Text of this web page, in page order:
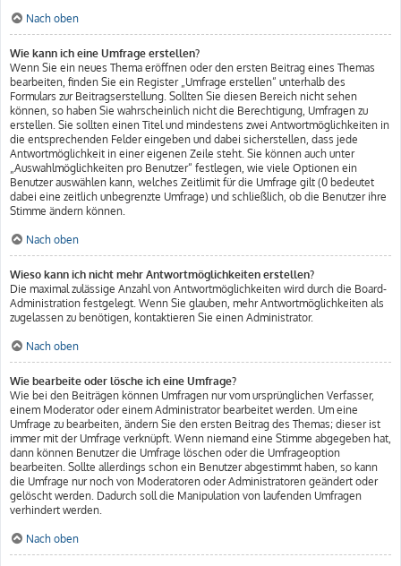
Nach oben
Wie kann ich eine Umfrage erstellen?
Wenn Sie ein neues Thema eröffnen oder den ersten Beitrag eines Themas
bearbeiten, finden Sie ein Register „Umfrage erstellen“ unterhalb des
Formulars zur Beitragserstellung. Sollten Sie diesen Bereich nicht sehen
können, so haben Sie wahrscheinlich nicht die Berechtigung, Umfragen zu
erstellen. Sie sollten einen Titel und mindestens zwei Antwortmöglichkeiten in
die entsprechenden Felder eingeben und dabei sicherstellen, dass jede
Antwortmöglichkeit in einer eigenen Zeile steht. Sie können auch unter
„Auswahlmöglichkeiten pro Benutzer“ festlegen, wie viele Optionen ein
Benutzer auswählen kann, welches Zeitlimit für die Umfrage gilt (0 bedeutet
dabei eine zeitlich unbegrenzte Umfrage) und schließlich, ob die Benutzer ihre
Stimme ändern können.
Nach oben
Wieso kann ich nicht mehr Antwortmöglichkeiten erstellen?
Die maximal zulässige Anzahl von Antwortmöglichkeiten wird durch die Board-
Administration festgelegt. Wenn Sie glauben, mehr Antwortmöglichkeiten als
zugelassen zu benötigen, kontaktieren Sie einen Administrator.
Nach oben
Wie bearbeite oder lösche ich eine Umfrage?
Wie bei den Beiträgen können Umfragen nur vom ursprünglichen Verfasser,
einem Moderator oder einem Administrator bearbeitet werden. Um eine
Umfrage zu bearbeiten, ändern Sie den ersten Beitrag des Themas; dieser ist
immer mit der Umfrage verknüpft. Wenn niemand eine Stimme abgegeben hat,
dann können Benutzer die Umfrage löschen oder die Umfrageoption
bearbeiten. Sollte allerdings schon ein Benutzer abgestimmt haben, so kann
die Umfrage nur noch von Moderatoren oder Administratoren geändert oder
gelöscht werden. Dadurch soll die Manipulation von laufenden Umfragen
verhindert werden.
Nach oben